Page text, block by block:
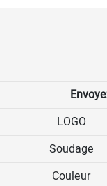
LOGO
Soudage
Couleur